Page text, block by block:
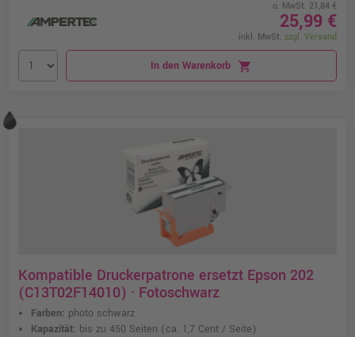
o. MwSt. 21,84 €
25,99 €
inkl. MwSt. zzgl. Versand
In den Warenkorb shopping_cart
Kompatible Druckerpatrone ersetzt Epson 202
(C13T02F14010) · Fotoschwarz
Farben: photo schwarz
Kapazität: bis zu 450 Seiten (ca. 1,7 Cent / Seite)